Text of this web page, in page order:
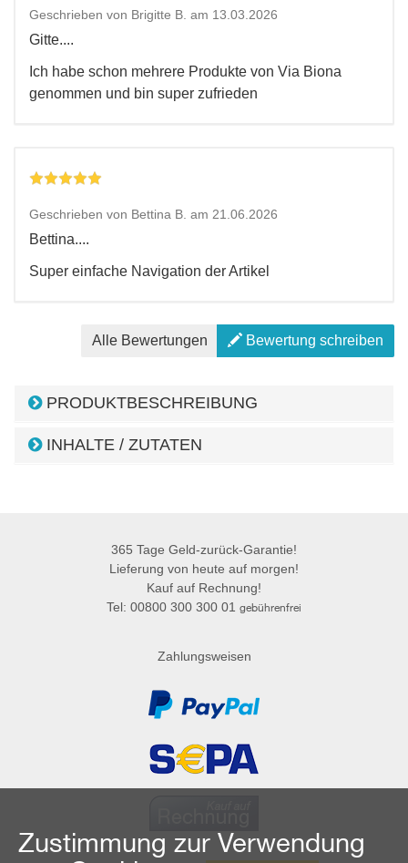
Geschrieben von Brigitte B. am 13.03.2026
Gitte....
Ich habe schon mehrere Produkte von Via Biona
genommen und bin super zufrieden
Geschrieben von Bettina B. am 21.06.2026
Bettina....
Super einfache Navigation der Artikel
Alle Bewertungen Bewertung schreiben
PRODUKTBESCHREIBUNG
INHALTE / ZUTATEN
365 Tage Geld-zurück-Garantie!
Lieferung von heute auf morgen!
Kauf auf Rechnung!
Tel: 00800 300 300 01 gebührenfrei
Zahlungsweisen
Zustimmung zur Verwendung